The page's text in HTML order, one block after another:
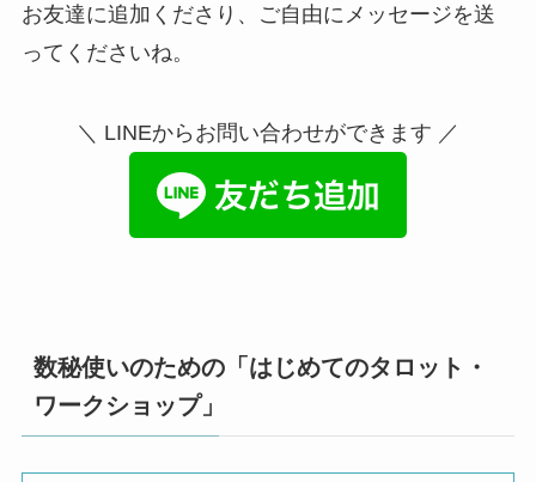
お友達に追加くださり、ご自由にメッセージを送
ってくださいね。
＼ LINEからお問い合わせができます ／
数秘使いのための「はじめてのタロット・
ワークショップ」